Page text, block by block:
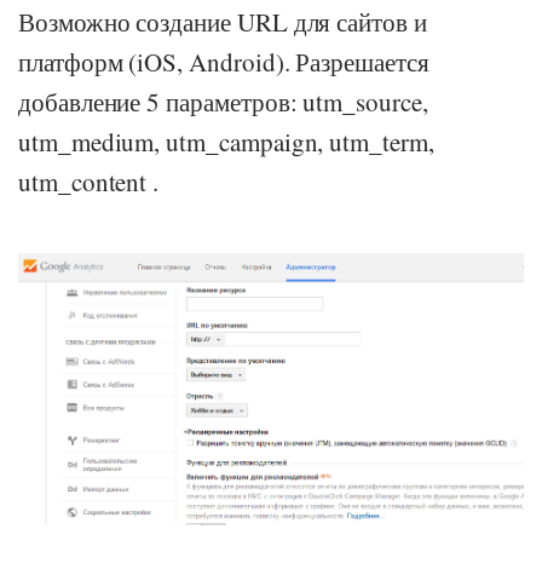
Возможно создание URL для сайтов и
платформ (iOS, Android). Разрешается
добавление 5 параметров: utm_source,
utm_medium, utm_campaign, utm_term,
utm_content .